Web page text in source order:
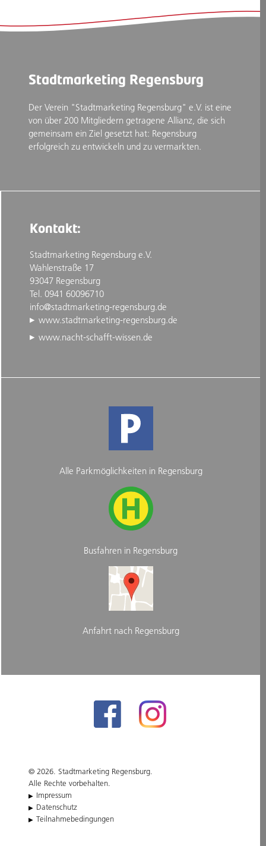
Stadtmarketing Regensburg
Der Verein "Stadtmarketing Regensburg" e.V. ist eine
von über 200 Mitgliedern getragene Allianz, die sich
gemeinsam ein Ziel gesetzt hat: Regensburg
erfolgreich zu entwickeln und zu vermarkten.
Kontakt:
Stadtmarketing Regensburg e.V.
Wahlenstraße 17
93047 Regensburg
Tel. 0941 60096710
info@stadtmarketing-regensburg.de
www.stadtmarketing-regensburg.de
www.nacht-schafft-wissen.de
Alle Parkmöglichkeiten in Regensburg
Busfahren in Regensburg
Anfahrt nach Regensburg
© 2026. Stadtmarketing Regensburg.
Alle Rechte vorbehalten.
Impressum
Datenschutz
Teilnahmebedingungen